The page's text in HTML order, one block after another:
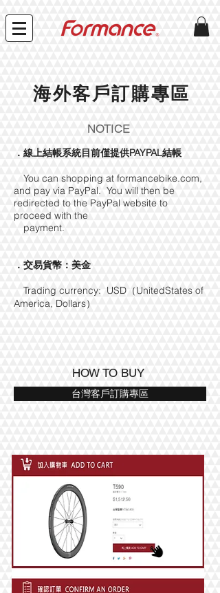
​海外客戶訂購專區
NOTICE
​．線上結帳系統目前僅提供PAYPAL結帳
You can shopping at formancebike.com,
and pay via PayPal. You will then be
redirected to the PayPal website to
proceed with the
payment.
．交易貨幣：美金
Trading currency: USD（UnitedStates of
America, Dollars）
HOW TO BUY
台灣客戶訂購專區